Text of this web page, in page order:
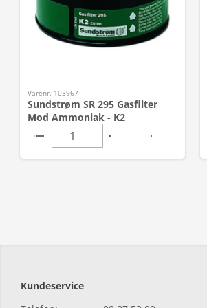
Varenr. 103967
Sundstrøm SR 295 Gasfilter
Mod Ammoniak - K2
Kundeservice